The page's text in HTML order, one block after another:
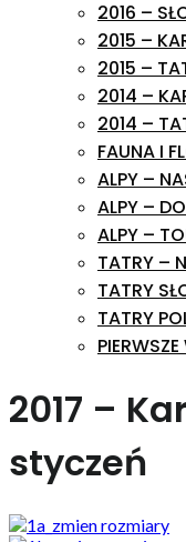
2016 –
2015 –
2015 –
2014 –
2014 –
FAUNA I
ALPY –
ALPY –
ALPY –
TATRY –
TATRY
TATRY
2017 –
styczeń